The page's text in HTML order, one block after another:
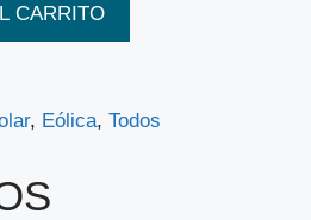
CARRITO
, Eólica, Todos